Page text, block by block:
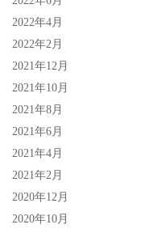
2022年4月
2022年2月
2021年12月
2021年10月
2021年8月
2021年6月
2021年4月
2021年2月
2020年12月
2020年10月